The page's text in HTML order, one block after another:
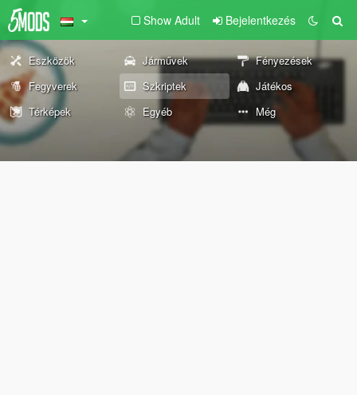
Show Adult Bejelentkezés
Eszközök Járművek
Fényezések
Fegyverek
Szkriptek
Játékos
Térképek
Egyéb Még